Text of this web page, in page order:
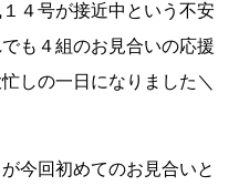
４号が接近中 という不安
も４組のお見合いの応援
しの一日になりました ＼
今回初めてのお見合いと